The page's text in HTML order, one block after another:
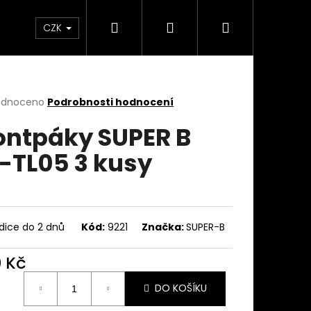
Custom stavba kola na zakázku
CZK Hledat PřihlášeníNákupní
Podrobnosti hodnocení
SUPER B
TL05 3 kusy
do 2 dnů Kód: 9221 Značka:SUPER-B
Kč
DO KOŠÍKU